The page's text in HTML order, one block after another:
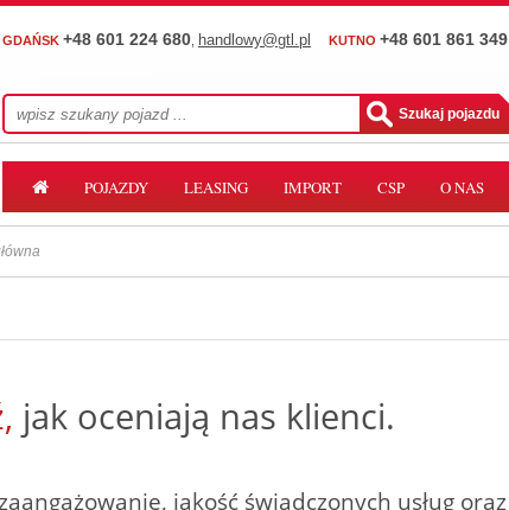
GDAŃSK +48 601 224 680 handlowy@gtl.pl KUTNO +48 601 861 349
POJAZDY LEASING IMPORT CSP O NAS
jak oceniają nas klienci.
jakość świadczonych usług oraz